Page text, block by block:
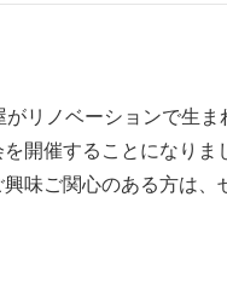
リノベーションで生ま
開催することになりま
味ご関心のある方は、